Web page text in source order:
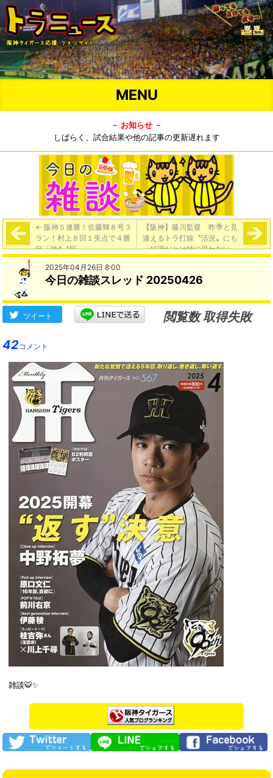
MENU
－ お知らせ －
しばらく、試合結果や他の記事の更新遅れます
← 阪神５連勝！佐藤輝８号３
ラン！村上８回１失点で４勝
目「神4-1巨」
【阪神】藤川監督 昨季と見
違えるトラ打線〝活況〟にも
「好調だとは特に思わない」
と話す背景（東スポ）→
2025年04月26日 8:00
今日の雑談スレッド 20250426
ツイート
閲覧数 取得失敗
42コメント
雑談🐯✨